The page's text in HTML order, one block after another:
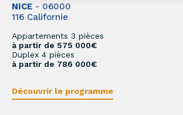
NICE - 06000
116 Californie
Appartements 3 pièces
à partir de 575 000€
Duplex 4 pièces
à partir de 786 000€
Découvrir le programme